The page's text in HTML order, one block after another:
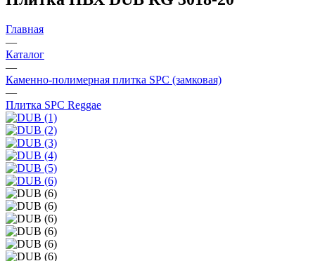
Главная
—
Каталог
—
Каменно-полимерная плитка SPC (замковая)
—
Плитка SPC Reggae